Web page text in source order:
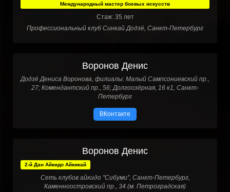
Международный мастер боевых искусств
Стаж: 35 лет
Профессиональный клуб Синкай Додзё, Санкт-Петербург
Воронов Денис
Додзё Дениса Воронова, филиалы: Малый Сампсониевский пр.,
27; Комендантский пр., 56; Долгоозёрная, 16 к1, Санкт-
Петербург
ВКонтакте
Воронов Денис
2-й Дан Айкидо Айкикай
Сеть клубов айкидо "Сибуми", Санкт-Петербург,
Каменноостровский пр., 34 (м. Петроградская)